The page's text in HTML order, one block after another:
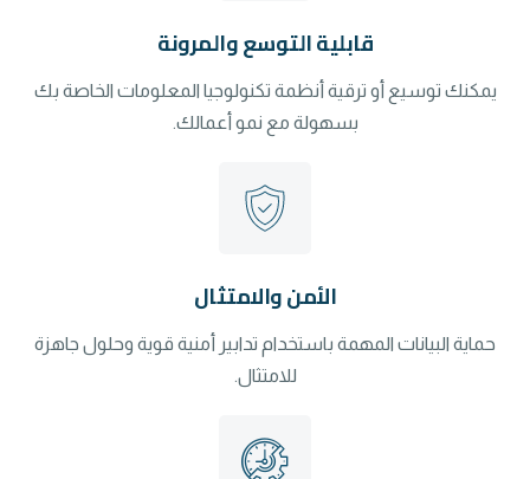
قابلية التوسع والمرونة
يمكنك توسيع أو ترقية أنظمة تكنولوجيا المعلومات الخاصة بك
بسهولة مع نمو أعمالك.
الأمن والامتثال
حماية البيانات المهمة باستخدام تدابير أمنية قوية وحلول جاهزة
للامتثال.